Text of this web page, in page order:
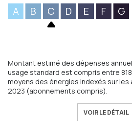
A B C D E F G
Montant estimé des dépenses
usage standard est compris entre 818
moyens des énergies indexés sur les
2023 (abonnements compris).
VOIR LE DÉTAIL